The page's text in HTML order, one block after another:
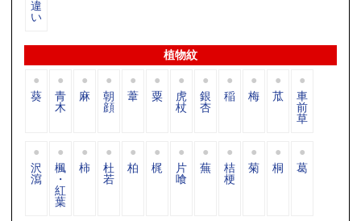
違
い
植物紋
葵 青
木
麻 朝
顔
葦 粟 虎
杖
銀
杏
稲 梅 苽 車
前
草
沢
瀉
楓
・
紅
葉
柿 杜
若
柏 梶 片
喰
蕪 桔
梗
菊 桐 葛